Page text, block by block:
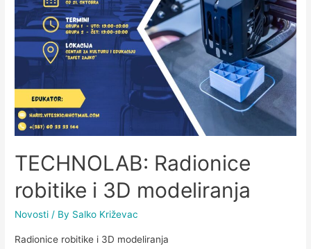
TECHNOLAB: Radionice
robitike i 3D modeliranja
Novosti / By Salko Križevac
Radionice robitike i 3D modeliranja